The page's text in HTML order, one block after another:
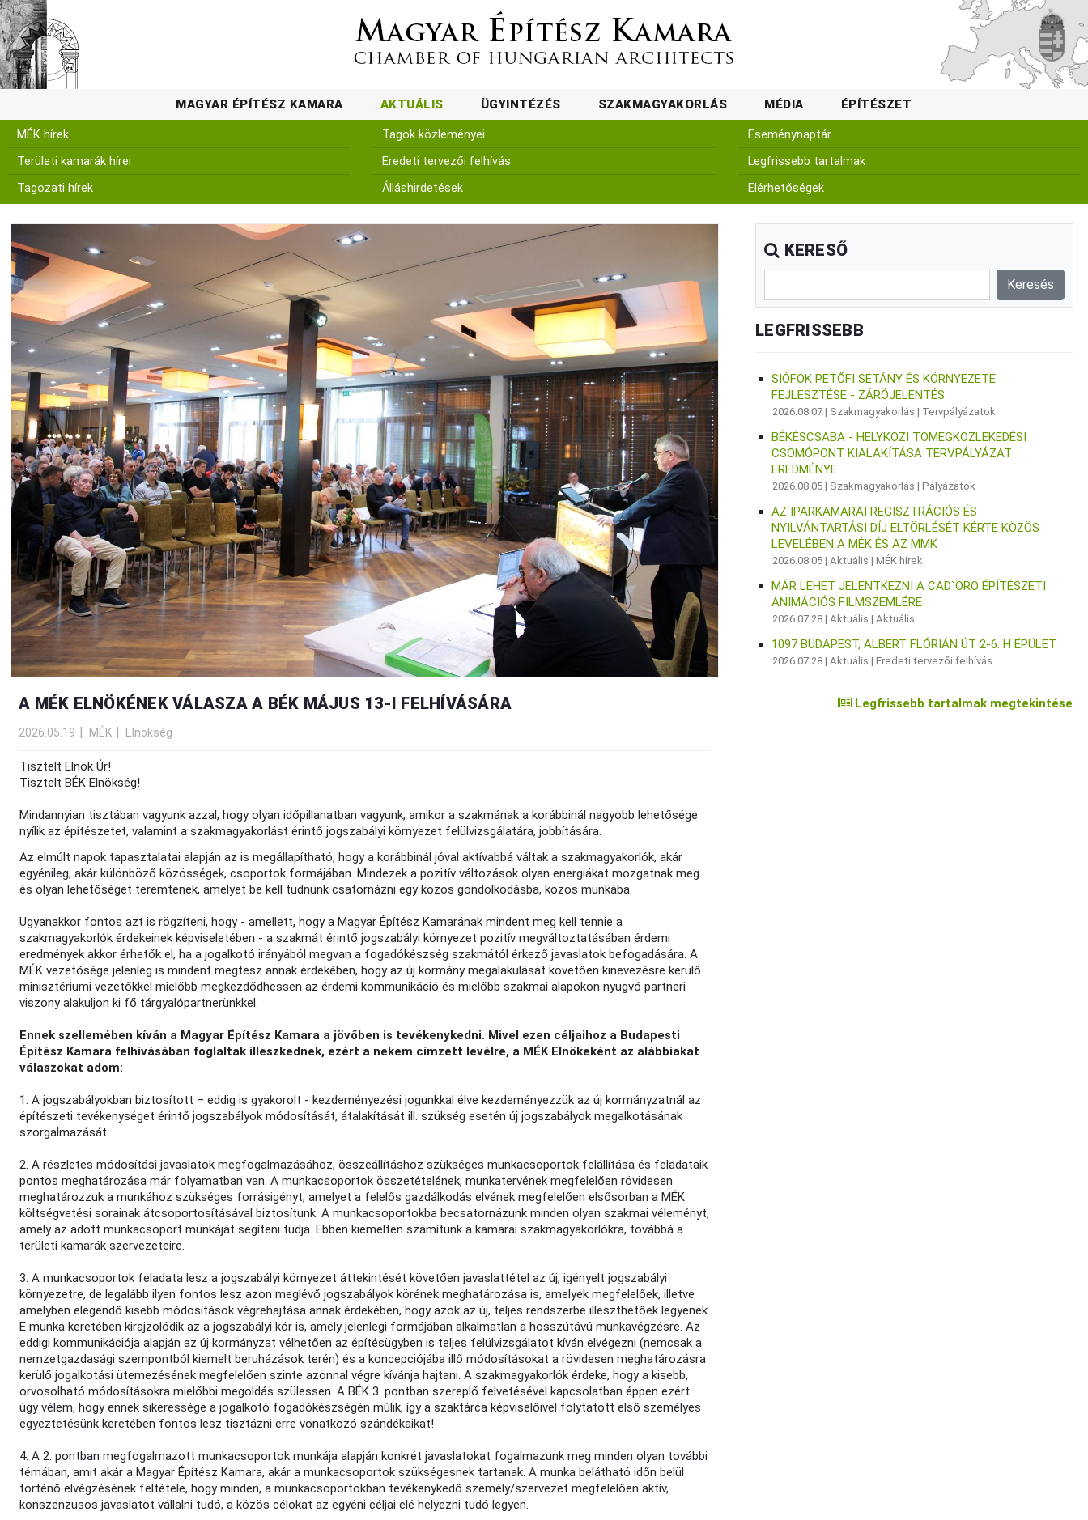
MAGYAR ÉPÍTÉSZ KAMARA AKTUÁLIS ÜGYINTÉZÉS SZAKMAGYAKORLÁS MÉDIA ÉPÍTÉSZET
MÉK hírek
Területi kamarák hírei
Tagozati hírek
Tagok közleményei
Eredeti tervezői felhívás
Álláshirdetések
Eseménynaptár
Legfrissebb tartalmak
Elérhetőségek
A MÉK ELNÖKÉNEK VÁLASZA A BÉK MÁJUS 13-I FELHÍVÁSÁRA
2026.05.19 MÉK Elnökség
Tisztelt Elnök Úr!
Tisztelt BÉK Elnökség!
Mindannyian tisztában vagyunk azzal, hogy olyan időpillanatban vagyunk, amikor a szakmának a korábbinál nagyobb lehetősége
nyílik az építészetet, valamint a szakmagyakorlást érintő jogszabályi környezet felülvizsgálatára, jobbítására.
Az elmúlt napok tapasztalatai alapján az is megállapítható, hogy a korábbinál jóval aktívabbá váltak a szakmagyakorlók, akár
egyénileg, akár különböző közösségek, csoportok formájában. Mindezek a pozitív változások olyan energiákat mozgatnak meg
és olyan lehetőséget teremtenek, amelyet be kell tudnunk csatornázni egy közös gondolkodásba, közös munkába.
Ugyanakkor fontos azt is rögzíteni, hogy - amellett, hogy a Magyar Építész Kamarának mindent meg kell tennie a
szakmagyakorlók érdekeinek képviseletében - a szakmát érintő jogszabályi környezet pozitív megváltoztatásában érdemi
eredmények akkor érhetők el, ha a jogalkotó irányából megvan a fogadókészség szakmától érkező javaslatok befogadására. A
MÉK vezetősége jelenleg is mindent megtesz annak érdekében, hogy az új kormány megalakulását követően kinevezésre kerülő
minisztériumi vezetőkkel mielőbb megkezdődhessen az érdemi kommunikáció és mielőbb szakmai alapokon nyugvó partneri
viszony alakuljon ki fő tárgyalópartnerünkkel.
Ennek szellemében kíván a Magyar Építész Kamara a jövőben is tevékenykedni. Mivel ezen céljaihoz a Budapesti
Építész Kamara felhívásában foglaltak illeszkednek, ezért a nekem címzett levélre, a MÉK Elnökeként az alábbiakat
válaszokat adom:
1. A jogszabályokban biztosított – eddig is gyakorolt - kezdeményezési jogunkkal élve kezdeményezzük az új kormányzatnál az
építészeti tevékenységet érintő jogszabályok módosítását, átalakítását ill. szükség esetén új jogszabályok megalkotásának
szorgalmazását.
2. A részletes módosítási javaslatok megfogalmazásához, összeállításhoz szükséges munkacsoportok felállítása és feladataik
pontos meghatározása már folyamatban van. A munkacsoportok összetételének, munkatervének megfelelően rövidesen
meghatározzuk a munkához szükséges forrásigényt, amelyet a felelős gazdálkodás elvének megfelelően elsősorban a MÉK
költségvetési sorainak átcsoportosításával biztosítunk. A munkacsoportokba becsatornázunk minden olyan szakmai véleményt,
amely az adott munkacsoport munkáját segíteni tudja. Ebben kiemelten számítunk a kamarai szakmagyakorlókra, továbbá a
területi kamarák szervezeteire.
3. A munkacsoportok feladata lesz a jogszabályi környezet áttekintését követően javaslattétel az új, igényelt jogszabályi
környezetre, de legalább ilyen fontos lesz azon meglévő jogszabályok körének meghatározása is, amelyek megfelelőek, illetve
amelyben elegendő kisebb módosítások végrehajtása annak érdekében, hogy azok az új, teljes rendszerbe illeszthetőek legyenek.
E munka keretében kirajzolódik az a jogszabályi kör is, amely jelenlegi formájában alkalmatlan a hosszútávú munkavégzésre. Az
eddigi kommunikációja alapján az új kormányzat vélhetően az építésügyben is teljes felülvizsgálatot kíván elvégezni (nemcsak a
nemzetgazdasági szempontból kiemelt beruházások terén) és a koncepciójába illő módosításokat a rövidesen meghatározásra
kerülő jogalkotási ütemezésének megfelelően szinte azonnal végre kívánja hajtani. A szakmagyakorlók érdeke, hogy a kisebb,
orvosolható módosításokra mielőbbi megoldás szülessen. A BÉK 3. pontban szereplő felvetésével kapcsolatban éppen ezért
úgy vélem, hogy ennek sikeressége a jogalkotó fogadókészségén múlik, így a szaktárca képviselőivel folytatott első személyes
egyeztetésünk keretében fontos lesz tisztázni erre vonatkozó szándékaikat!
4. A 2. pontban megfogalmazott munkacsoportok munkája alapján konkrét javaslatokat fogalmazunk meg minden olyan további
témában, amit akár a Magyar Építész Kamara, akár a munkacsoportok szükségesnek tartanak. A munka belátható időn belül
történő elvégzésének feltétele, hogy minden, a munkacsoportokban tevékenykedő személy/szervezet megfelelően aktív,
konszenzusos javaslatot vállalni tudó, a közös célokat az egyéni céljai elé helyezni tudó legyen.
KERESŐ
LEGFRISSEBB
SIÓFOK PETŐFI SÉTÁNY ÉS KÖRNYEZETE
FEJLESZTÉSE - ZÁRÓJELENTÉS
2026.08.07 | Szakmagyakorlás | Tervpályázatok
BÉKÉSCSABA - HELYKÖZI TÖMEGKÖZLEKEDÉSI
CSOMÓPONT KIALAKÍTÁSA TERVPÁLYÁZAT
EREDMÉNYE
2026.08.05 | Szakmagyakorlás |Pályázatok
AZ IPARKAMARAI REGISZTRÁCIÓS ÉS
NYILVÁNTARTÁSI DÍJ ELTÖRLÉSÉT KÉRTE KÖZÖS
LEVELÉBEN A MÉK ÉS AZ MMK
2026.08.05 |Aktuális |MÉK hírek
MÁR LEHET JELENTKEZNI A CAD`ORO ÉPÍTÉSZETI
ANIMÁCIÓS FILMSZEMLÉRE
2026.07.28 |Aktuális |Aktuális
1097 BUDAPEST, ALBERT FLÓRIÁN ÚT 2-6. H ÉPÜLET
2026.07.28 |Aktuális |Eredeti tervezői felhívás
Legfrissebb tartalmak megtekintése